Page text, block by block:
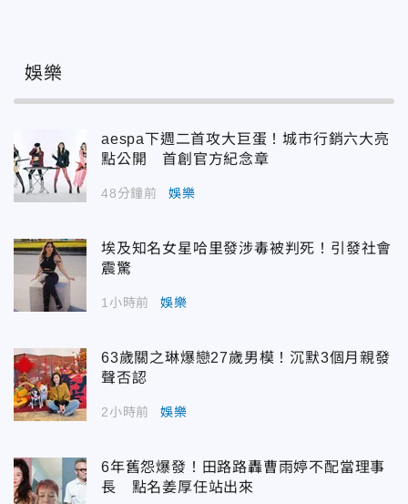
娛樂
aespa下週二首攻大巨蛋！城市行銷六大亮
點公開 首創官方紀念章
48分鐘前 娛樂
埃及知名女星哈里發涉毒被判死！引發社會
震驚
1小時前 娛樂
63歲關之琳爆戀27歲男模！沉默3個月親發
聲否認
2小時前 娛樂
6年舊怨爆發！田路路轟曹雨婷不配當理事
長 點名姜厚任站出來